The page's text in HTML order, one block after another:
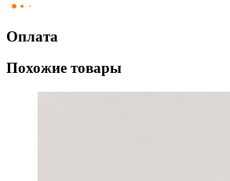
Оплата
Похожие товары